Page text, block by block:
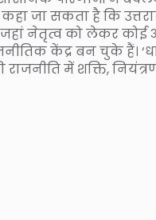
जा सकता है कि
नेतृत्व को लेकर कोई
केंद्र बन चुके हैं।
में शक्ति,